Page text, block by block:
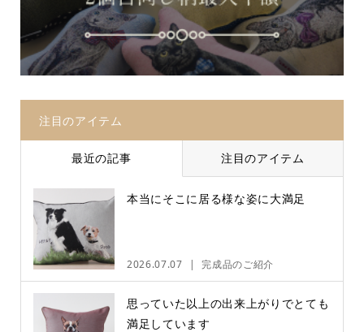
注目のアイテム
最近の記事 注目のアイテム
本当にそこに居る様な姿に大満足
2026.07.07 完成品のご紹介
思っていた以上の出来上がりでとても
満足しています